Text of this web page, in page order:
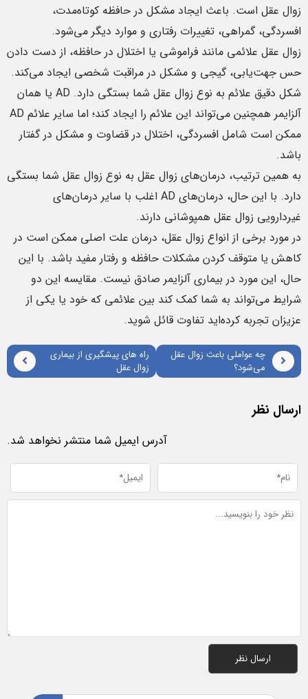
زوال عقل است. باعث ایجاد مشکل در حافظه کوتاه‌مدت،
افسردگی، گمراهی، تغییرات رفتاری و موارد دیگر می‌شود.
زوال عقل علائمی مانند فراموشی یا اختلال در حافظه، از دست دادن
حس جهت‌یابی، گیجی و مشکل در مراقبت شخصی ایجاد می‌کند.
شکل دقیق علائم به نوع زوال عقل شما بستگی دارد. AD یا همان
آلزایمر همچنین می‌تواند این علائم را ایجاد کند؛ اما سایر علائم AD
ممکن است شامل افسردگی، اختلال در قضاوت و مشکل در گفتار
باشد.
به همین ترتیب، درمان‌های زوال عقل به نوع زوال عقل شما بستگی
دارد. با این حال، درمان‌های AD اغلب با سایر درمان‌های
غیردارویی زوال عقل همپوشانی دارند.
در مورد برخی از انواع زوال عقل، درمان علت اصلی ممکن است در
کاهش یا متوقف کردن مشکلات حافظه و رفتار مفید باشد. با این
حال، این مورد در بیماری آلزایمر صادق نیست. مقایسه این دو
شرایط می‌تواند به شما کمک کند بین علائمی که خود یا یکی از
عزیزان تجربه کرده‌اید تفاوت قائل شوید.
چه عواملی باعث زوال عقل
می‌شود؟
راه های پیشگیری از بیماری
زوال عقل
ارسال نظر
آدرس ایمیل شما منتشر نخواهد شد.